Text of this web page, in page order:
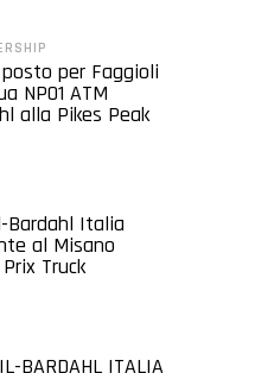
per Faggioli
NP01 ATM
alla Pikes Peak
Bardahl Italia
al Misano
Truck
BARDAHL ITALIA